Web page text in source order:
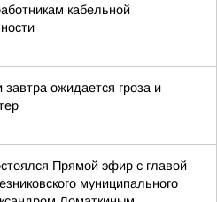
кабельной
ожидается гроза и
Прямой эфир с главой
муниципального